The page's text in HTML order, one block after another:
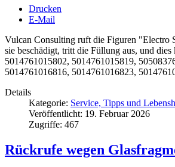
Drucken
E-Mail
Vulcan Consulting ruft die Figuren "Electro
sie beschädigt, tritt die Füllung aus, und
5014761015802, 5014761015819,
5014761016816, 5014761016823,
Details
Kategorie: Service, Tipps und
Veröffentlicht: 19. Februar 2026
Zugriffe: 467
Rückrufe wegen